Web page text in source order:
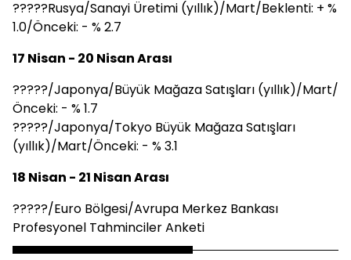
?????Rusya/Sanayi Üretimi (yıllık)/Mart/Beklenti: + %
1.0/Önceki: - % 2.7
17 Nisan - 20 Nisan Arası
?????/Japonya/Büyük Mağaza Satışları (yıllık)/Mart/
Önceki: - % 1.7
?????/Japonya/Tokyo Büyük Mağaza Satışları
(yıllık)/Mart/Önceki: - % 3.1
18 Nisan - 21 Nisan Arası
?????/Euro Bölgesi/Avrupa Merkez Bankası
Profesyonel Tahminciler Anketi